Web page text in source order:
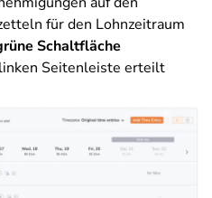
für den Lohnzeitraum
Schaltfläche
Seitenleiste erteilt